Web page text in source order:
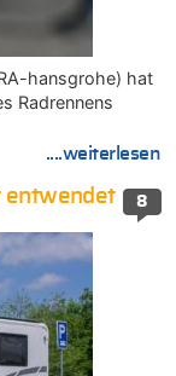
hansgrohe) hat
Radrennens
....weiterlesen
8
entwendet